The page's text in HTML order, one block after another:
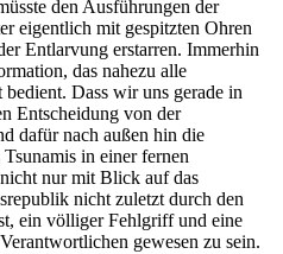
den Ausführungen der
eigentlich mit gespitzten Ohren
Entlarvung erstarren. Immerhin
das nahezu alle
Dass wir uns gerade in
Entscheidung von der
dafür nach außen hin die
in einer fernen
nur mit Blick auf das
nicht zuletzt durch den
ein völliger Fehlgriff und eine
gewesen zu sein.